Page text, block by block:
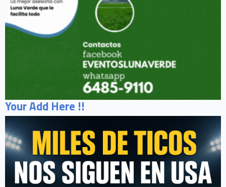
Your Add Here !!